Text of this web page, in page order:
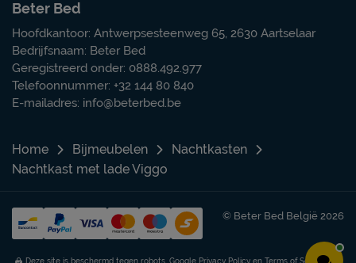
Beter Bed
Hoofdkantoor: Antwerpsesteenweg 65, 2630 Aartselaar
Bedrijfsnaam: Beter Bed
Geregistreerd onder: 0888.492.977
Telefoonnummer: +32 144 80 840
E-mailadres: info@beterbed.be
Home Bijmeubelen
Nachtkasten
Nachtkast met lade Viggo
© Beter Bed België 2026
Deze site is beschermd tegen robots. Google Privacy Policyen Terms of Service zijn